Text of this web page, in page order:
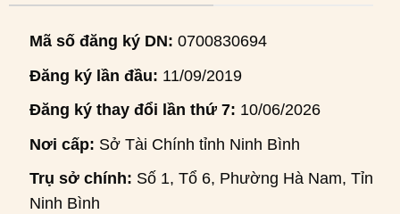
Mã số đăng ký DN: 0700830694
Đăng ký lần đầu: 11/09/2019
Đăng ký thay đổi lần thứ 7: 10/06/2026
Nơi cấp: Sở Tài Chính tỉnh Ninh Bình
Trụ sở chính: Số 1, Tổ 6, Phường Hà Nam, Tỉnh
Ninh Bình